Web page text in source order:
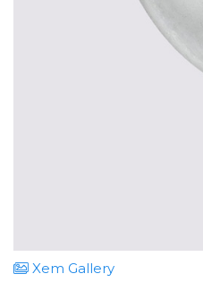
Xem Gallery